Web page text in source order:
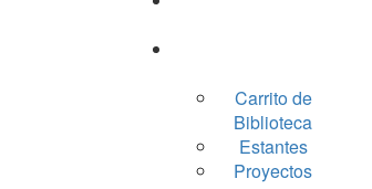
Carrito de
Biblioteca
Estantes
Proyectos